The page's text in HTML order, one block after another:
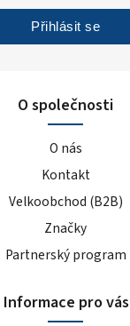
O společnosti
O nás
Kontakt
Velkoobchod (B2B)
Značky
Partnerský program
Informace pro vás
Přihlásit se